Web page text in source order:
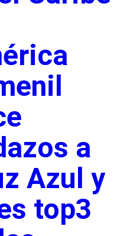
a
Azul y
top3